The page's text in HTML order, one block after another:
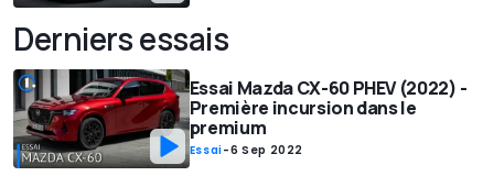
Derniers essais
Essai Mazda CX-60 PHEV (2022) -
Première incursion dans le
premium
Essai-6 Sep 2022